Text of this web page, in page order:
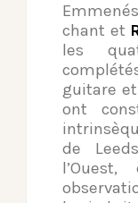
chant et
les
guitare et
ont
de